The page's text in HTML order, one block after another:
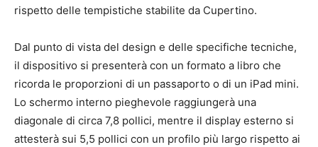
rispetto delle tempistiche stabilite da Cupertino.
Dal punto di vista del design e delle specifiche tecniche,
il dispositivo si presenterà con un formato a libro che
ricorda le proporzioni di un passaporto o di un iPad mini.
Lo schermo interno pieghevole raggiungerà una
diagonale di circa 7,8 pollici, mentre il display esterno si
attesterà sui 5,5 pollici con un profilo più largo rispetto ai